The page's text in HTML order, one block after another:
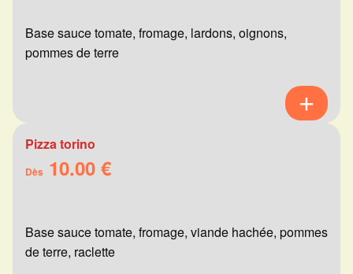
Base sauce tomate, fromage, lardons, oignons,
pommes de terre
Pizza torino
Dès 10.00 €
Base sauce tomate, fromage, viande hachée, pommes
de terre, raclette